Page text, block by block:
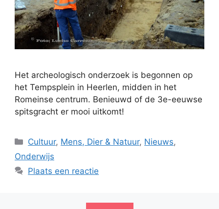
Het archeologisch onderzoek is begonnen op
het Tempsplein in Heerlen, midden in het
Romeinse centrum. Benieuwd of de 3e-eeuwse
spitsgracht er mooi uitkomt!
Categorieën
Cultuur, Mens, Dier & Natuur, Nieuws,
Onderwijs
Plaats een reactie